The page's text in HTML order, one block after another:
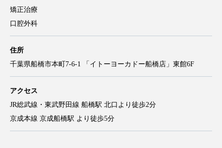
矯正治療
口腔外科
住所
千葉県船橋市本町7-6-1 「イトーヨーカドー船橋店」東館6F
アクセス
JR総武線・東武野田線 船橋駅 北口より徒歩2分
京成本線 京成船橋駅 より徒歩5分